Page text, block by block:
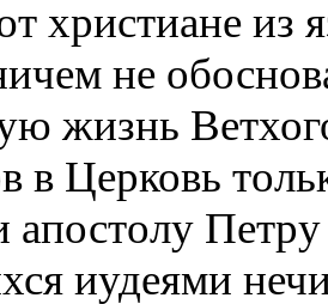
христиане
не
жизнь
в Церковь
апостолу
иудеями